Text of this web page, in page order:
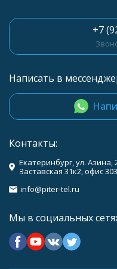
+7
Написать в
Контакты:
Екатеринбург, ул. Азина,
Заставская 31к2, офис 303
info@piter-tel.ru
Мы в социальных